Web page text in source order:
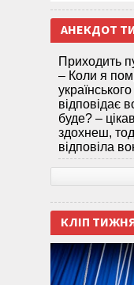
АНЕКДОТ
Приходить
– Коли я
відповідає
буде? –
здохнеш,
відповіла
КЛІП